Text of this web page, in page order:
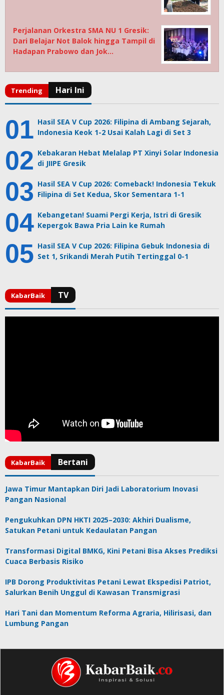
Perjalanan Orkestra SMA NU 1 Gresik:
Dari Belajar Not Balok hingga Tampil di
Hadapan Prabowo dan Jok…
Hasil SEA V Cup 2026: Filipina di Ambang Sejarah,
Indonesia Keok 1-2 Usai Kalah Lagi di Set 3
Kebakaran Hebat Melalap PT Xinyi Solar Indonesia
di JIIPE Gresik
Hasil SEA V Cup 2026: Comeback! Indonesia Tekuk
Filipina di Set Kedua, Skor Sementara 1-1
Kebangetan! Suami Pergi Kerja, Istri di Gresik
Kepergok Bawa Pria Lain ke Rumah
Hasil SEA V Cup 2026: Filipina Gebuk Indonesia di
Set 1, Srikandi Merah Putih Tertinggal 0-1
Jawa Timur Mantapkan Diri Jadi Laboratorium Inovasi
Pangan Nasional
Pengukuhkan DPN HKTI 2025–2030: Akhiri Dualisme,
Satukan Petani untuk Kedaulatan Pangan
Transformasi Digital BMKG, Kini Petani Bisa Akses Prediksi
Cuaca Berbasis Risiko
IPB Dorong Produktivitas Petani Lewat Ekspedisi Patriot,
Salurkan Benih Unggul di Kawasan Transmigrasi
Hari Tani dan Momentum Reforma Agraria, Hilirisasi, dan
Lumbung Pangan